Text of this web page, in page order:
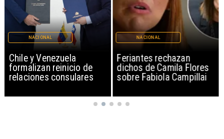
Chile y Venezuela
formalizan reinicio de
relaciones consulares
NACIONAL
Feriantes rechazan
dichos de Camila Flores
sobre Fabiola Campillai
NACIONAL